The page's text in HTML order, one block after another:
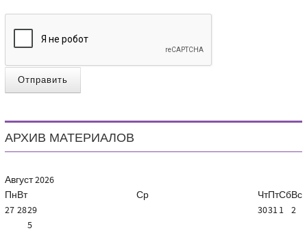
Отправить
АРХИВ МАТЕРИАЛОВ
Август2026
ПнВт Ср ЧтПтСбВс
27 2829 30311 2
5